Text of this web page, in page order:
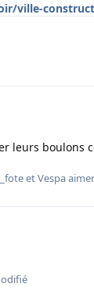
ville-
leurs boulons
etVespa